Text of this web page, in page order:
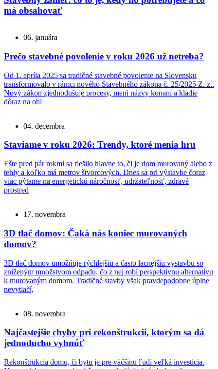
má obsahovať
06. januára
Prečo stavebné povolenie v roku 2026 už netreba?
Od 1. apríla 2025 sa tradičné stavebné povolenie na Slovensku
transformovalo v rámci nového Stavebného zákona č. 25/2025 Z. z..
Nový zákon zjednodušuje procesy, mení názvy konaní a kladie
dôraz na ohl
04. decembra
Staviame v roku 2026: Trendy, ktoré menia hru
Ešte pred pár rokmi sa riešilo hlavne to, či je dom murovaný alebo z
tehly a koľko má metrov štvorcových. Dnes sa pri výstavbe čoraz
viac pýtame na energetickú náročnosť, udržateľnosť, zdravé
prostred
17. novembra
3D tlač domov: Čaká nás koniec murovaných
domov?
3D tlač domov umožňuje rýchlejšiu a často lacnejšiu výstavbu so
zníženým množstvom odpadu, čo z nej robí perspektívnu alternatívu
k murovaným domom. Tradičné stavby však pravdepodobne úplne
nevytlačí,
08. novembra
Najčastejšie chyby pri rekonštrukcii, ktorým sa dá
jednoducho vyhnúť
Rekonštrukcia domu, či bytu je pre väčšinu ľudí veľká investícia.